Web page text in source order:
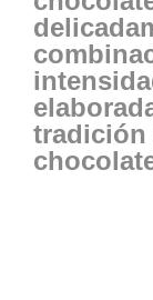
tradición